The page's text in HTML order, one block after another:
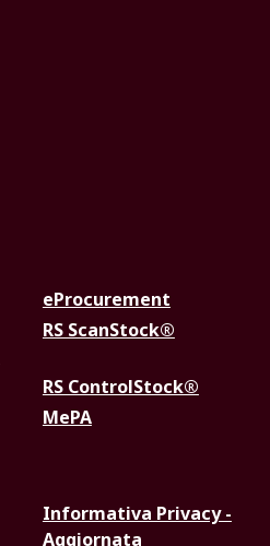
eProcurement
RS ScanStock®
RS ControlStock®
MePA
Informativa Privacy -
Aggiornata